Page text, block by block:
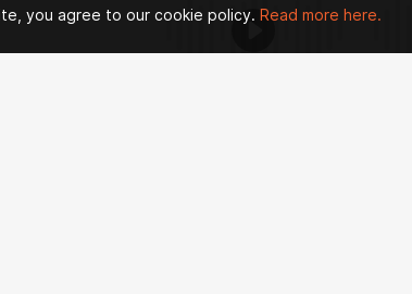
you agree to our cookie policy. Read more here.